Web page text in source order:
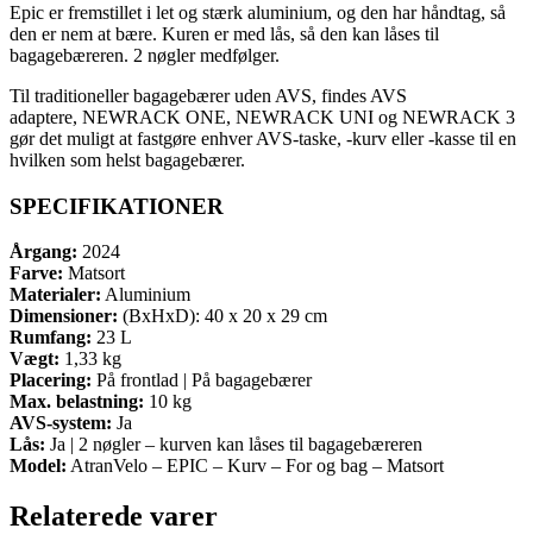
Epic er fremstillet i let og stærk aluminium, og den har håndtag, så
den er nem at bære. Kuren er med lås, så den kan låses til
bagagebæreren. 2 nøgler medfølger.
Til traditioneller bagagebærer uden AVS, findes AVS
adaptere, NEWRACK ONE, NEWRACK UNI og NEWRACK 3
gør det muligt at fastgøre enhver AVS-taske, -kurv eller -kasse til en
hvilken som helst bagagebærer.
SPECIFIKATIONER
Årgang: 2024
Farve: Matsort
Materialer: Aluminium
Dimensioner: (BxHxD): 40 x 20 x 29 cm
Rumfang: 23 L
Vægt: 1,33 kg
Placering: På frontlad | På bagagebærer
Max. belastning: 10 kg
AVS-system: Ja
Lås: Ja | 2 nøgler – kurven kan låses til bagagebæreren
Model: AtranVelo – EPIC – Kurv – For og bag – Matsort
Relaterede varer